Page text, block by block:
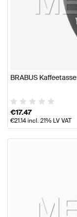
BRABUS
€17.47
€21.14incl. 21% LV VAT